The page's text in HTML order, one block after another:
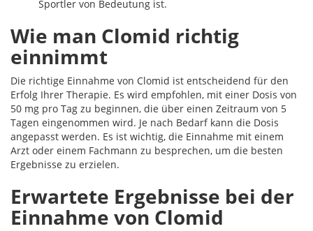
Sportler von Bedeutung ist.
Wie man Clomid richtig
einnimmt
Die richtige Einnahme von Clomid ist entscheidend für den
Erfolg Ihrer Therapie. Es wird empfohlen, mit einer Dosis von
50 mg pro Tag zu beginnen, die über einen Zeitraum von 5
Tagen eingenommen wird. Je nach Bedarf kann die Dosis
angepasst werden. Es ist wichtig, die Einnahme mit einem
Arzt oder einem Fachmann zu besprechen, um die besten
Ergebnisse zu erzielen.
Erwartete Ergebnisse bei der
Einnahme von Clomid